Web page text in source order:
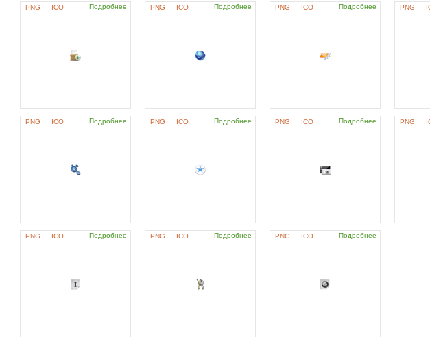
PNG ICO Подробнее PNG ICO Подробнее PNG ICO Подробнее PNG
PNG ICO Подробнее PNG ICO Подробнее PNG ICO Подробнее PNG
PNG ICO Подробнее PNG ICO Подробнее PNG ICO Подробнее